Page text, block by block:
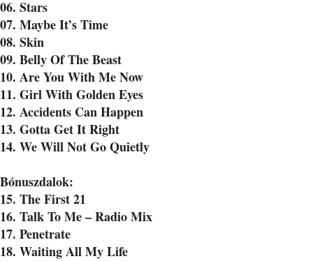
06. Stars
07. Maybe It’s Time
08. Skin
09. Belly Of The Beast
10. Are You With Me Now
11. Girl With Golden Eyes
12. Accidents Can Happen
13. Gotta Get It Right
14. We Will Not Go Quietly
Bónuszdalok:
15. The First 21
16. Talk To Me – Radio Mix
17. Penetrate
18. Waiting All My Life